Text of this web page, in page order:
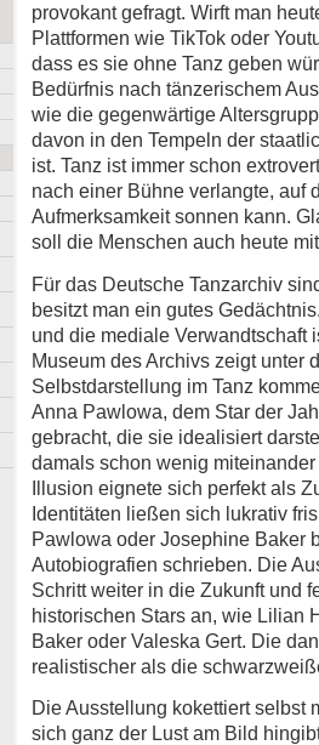
provokant gefragt. Wirft man
Plattformen wie TikTok oder
dass es sie ohne Tanz geben
Bedürfnis nach tänzerischem
wie die gegenwärtige
davon in den Tempeln der
ist. Tanz ist immer schon
nach einer Bühne verlangte, auf
Aufmerksamkeit sonnen kann.
soll die Menschen auch heute
Für das Deutsche Tanzarchiv
besitzt man ein gutes
und die mediale Verwandtschaft
Museum des Archivs zeigt unter
Selbstdarstellung im Tanz
Anna Pawlowa, dem Star der
gebracht, die sie idealisiert
damals schon wenig
Illusion eignete sich perfekt als
Identitäten ließen sich lukrativ
Pawlowa oder Josephine Baker
Autobiografien schrieben. Die
Schritt weiter in die Zukunft und
historischen Stars an, wie Lilian
Baker oder Valeska Gert. Die
realistischer als die
Die Ausstellung kokettiert selbst
sich ganz der Lust am Bild